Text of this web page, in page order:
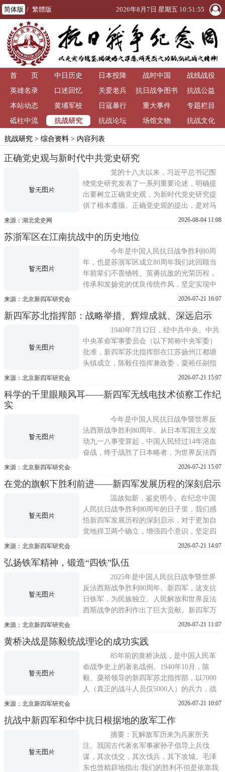
简体版 / 繁體版 2026年8月7日 星期五 10:51:55
首 页 中日历史 日本投降 战时中国
战线战役
英雄名录
口述回忆 关爱老兵
抗日战争图书
馆
抗战公益
本站动态
黄埔军校 日寇暴行 重大事件
专题栏目
砥柱中流
抗战研究 抗战论坛 场馆文物 抗战文化
抗战研究> 综合资料> 内容列表
正确党史观与新时代中共党史研究
党的十八大以来，习近平总书记围
绕党史研究发表了一系列重要论述，明确提
出要树立正确党史观，为新时代党史研究提
供了根本遵循。正确党史观的提出，是对马
克思主义史学理论的创新发展，对构建中共
时代以来，中共党史研究在理论深化、现实
回应、格局拓展等方面均有显著推进。在正
确党史观指导下，学界涌现出一批
来源：湖北党史网 2026-08-04 11:08
苏浙军区在江南抗战中的历史地位
今年是中国人民抗日战争胜利80周
年，也是苏浙军区成立80周年我们此回顾当
年前辈们不畏牺牲、英勇抗敌的光荣历程，
传承和发扬党的优良传统作风，坚定实现中
华民族伟大复兴的信念，意义重大。 20
纪念苏浙军区成立60周座谈会上指出：苏浙
军区和浙西抗日根据地的创建史，是一部广
大军民在中国共产党领导下前仆后
来源：北京新四军研究会 2026-07-21 16:07
新四军苏北指挥部：战略举措、辉煌成就、深远启示
1940年7月12日，经中共中央、中共
中央革命军事委员会（以下简称中央军委）
批准，新四军苏北指挥部在江苏扬州江都塘
头镇成立，陈毅任指挥兼政委，粟裕任副指
挥兼参谋长，刘炎、钟期光分别政治部主
力7000余人。 皖南事变发生后，中共中
路军总指挥部为基础重建新四军
来源：北京新四军研究会 2026-07-21 15:07
科学的千里眼顺风耳——新四军无线电技术侦察工作纪
实
今年是中国人民抗日战争暨世界反
法西斯战争胜利80周年。从日本军国主义发
动九一八事变算起，中国人民经过14年浴血
奋战，终于战胜了日本略者，为世界反法西
斯战争的胜利作出了巨大贡献。 在日本
方八省游击队组建成新四军深入敌后开展游
击战，发动群众，建立抗日根据地，成为华
中人民的长城。在这支抗日队伍中
来源：北京新四军研究会 2026-07-21 15:07
在党的旗帜下胜利前进——新四军发展历程的深刻启示
温故知新，鉴史明今。在纪念中国
人民抗日战争胜利80周年的日子里，我们感
悟新四军发展历程的深刻启示，对于更加自
觉地捍卫两个确立，增强四个意识，坚定四
个自信，做到两个维护，具有重要意
任何情况下都以党的旗帜为旗帜、以党的方
向为方向、以党的意志为意志。 新四军
谱写的光辉历史，就是一部在党的旗帜下
来源：北京新四军研究会 2026-07-21 14:07
弘扬铁军精神，锻造“四铁”队伍
2025年是中国人民抗日战争暨世界
反法西斯战争胜利80周年。新四军，这支抗
日铁军，为民族独立、人民解放和世界反法
西斯战争的胜利作出了巨大贡献。新四军万
千将士，用热血和生命铸就了伟大的铁军精
全国党校工作会议上提出，实现全面建成小
康社会奋斗目标、实现中华民族伟大复兴的
中国梦，关键在于培造就具有铁一
来源：北京新四军研究会 2026-07-21 11:07
黄桥决战是陈毅统战理论的成功实践
85年前的黄桥决战，是中国人民革
命战争史上的著名战例。1940年10月，陈
毅、粟裕领导的新四军苏北指挥部，以7000
人（真正的战斗人员仅5000人）的兵力，战
胜了国民党顽固派韩德勤装备精良的3万之
利。这一胜利奠定了苏北抗战大局，为实现
党中央提出的向南巩固、向东作战、向北发
展的战略打下了坚实的基础。黄桥一
来源：北京新四军研究会 2026-07-21 10:07
抗战中新四军和华中抗日根据地的敌军工作
摘要：瓦解敌军历来为兵家所关
注。我国古代著名军事家孙子倡导上兵伐
谋，其次伐交，其次伐兵，其下攻城。毛泽
东也曾精辟地指出:我们的胜利不但是依靠我